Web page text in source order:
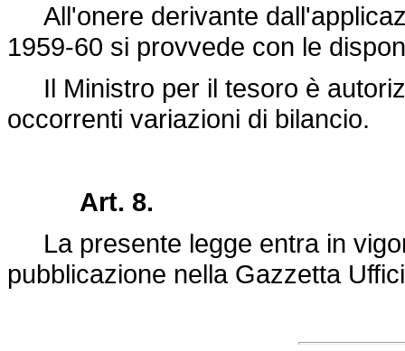
All'onere derivante
1959-60 si provvede con le
Il Ministro per il tesoro è
occorrenti variazioni di bilancio.
Art. 8.
La presente legge entra in
pubblicazione nella Gazzetta